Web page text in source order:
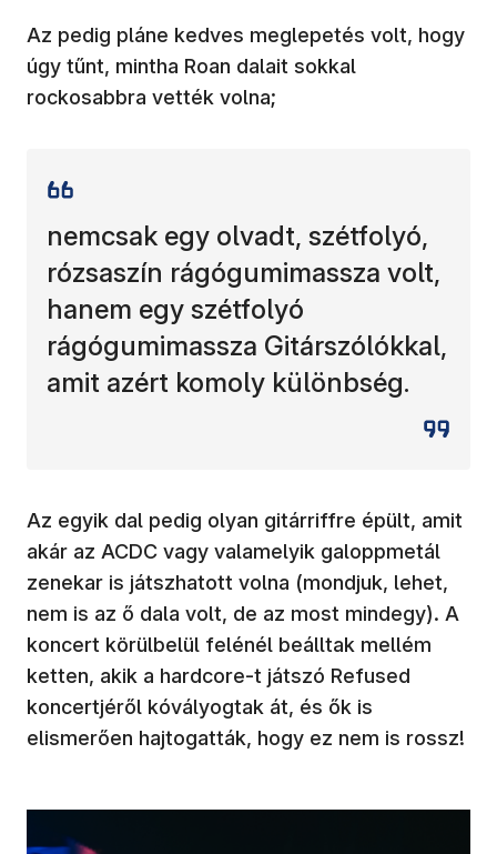
Az pedig pláne kedves meglepetés volt, hogy
úgy tűnt, mintha Roan dalait sokkal
rockosabbra vették volna;
nemcsak egy olvadt, szétfolyó,
rózsaszín rágógumimassza volt,
hanem egy szétfolyó
rágógumimassza Gitárszólókkal,
amit azért komoly különbség.
Az egyik dal pedig olyan gitárriffre épült, amit
akár az ACDC vagy valamelyik galoppmetál
zenekar is játszhatott volna (mondjuk, lehet,
nem is az ő dala volt, de az most mindegy). A
koncert körülbelül felénél beálltak mellém
ketten, akik a hardcore-t játszó Refused
koncertjéről kóvályogtak át, és ők is
elismerően hajtogatták, hogy ez nem is rossz!